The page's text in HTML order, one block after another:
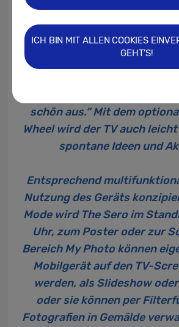
anzusehen. „The Sero
harmonische Balance
Funktionalität.“, sagt Liz
Fernseher wird Teil des
schön aus.“ Mit dem
Wheel wird der TV auch
spontane Ideen und
Entsprechend
Nutzung des Geräts
Mode wird The Sero im
Uhr, zum Poster oder zur
Bereich My Photo können
Mobilgerät auf den TV-
werden, als Slideshow
oder sie können per
Fotografien in Gemälde
ICH BIN MIT ALLEN COOKIES
GEHT'S!